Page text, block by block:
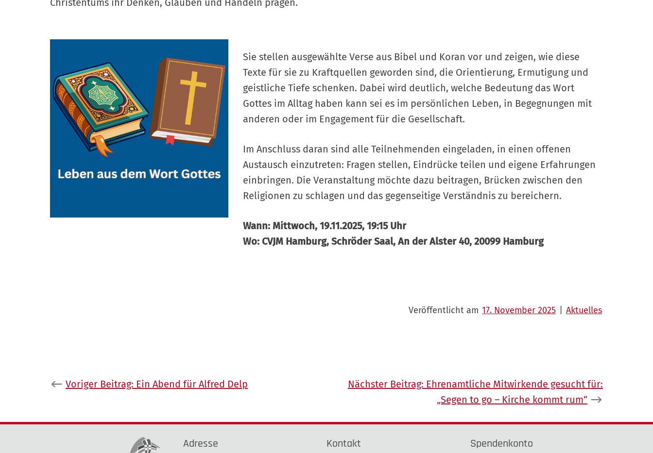
Christentums ihr Denken, Glauben und Handeln prägen.
Sie stellen ausgewählte Verse aus Bibel und Koran vor und zeigen, wie diese
Texte für sie zu Kraftquellen geworden sind, die Orientierung, Ermutigung und
geistliche Tiefe schenken. Dabei wird deutlich, welche Bedeutung das Wort
Gottes im Alltag haben kann sei es im persönlichen Leben, in Begegnungen mit
anderen oder im Engagement für die Gesellschaft.
Im Anschluss daran sind alle Teilnehmenden eingeladen, in einen offenen
Austausch einzutreten: Fragen stellen, Eindrücke teilen und eigene Erfahrungen
einbringen. Die Veranstaltung möchte dazu beitragen, Brücken zwischen den
Religionen zu schlagen und das gegenseitige Verständnis zu bereichern.
Wann: Mittwoch, 19.11.2025, 19:15 Uhr
Wo: CVJM Hamburg, Schröder Saal,An der Alster 40, 20099 Hamburg
Veröffentlicht am 17. November 2025 Aktuelles
Beitragsnavigation
Voriger Beitrag: Ein Abend für Alfred Delp Nächster Beitrag: Ehrenamtliche Mitwirkende gesucht für:
„Segen to go – Kirche kommt rum“
Adresse Kontakt Spendenkonto